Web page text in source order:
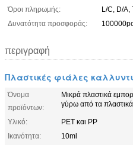
Όροι πληρωμής:
L/C, D/A,
Δυνατότητα προσφοράς:
περιγραφή
Πλαστικές φιάλες
Όνομα
προϊόντων:
Μικρά πλαστικά
γύρω από τα
Υλικό:
PET και PP
Ικανότητα:
10ml